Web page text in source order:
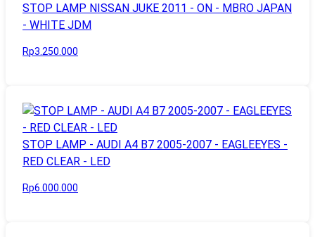
STOP LAMP NISSAN JUKE 2011 - ON - MBRO JAPAN
- WHITE JDM
Rp3.250.000
STOP LAMP - AUDI A4 B7 2005-2007 - EAGLEEYES -
RED CLEAR - LED
Rp6.000.000